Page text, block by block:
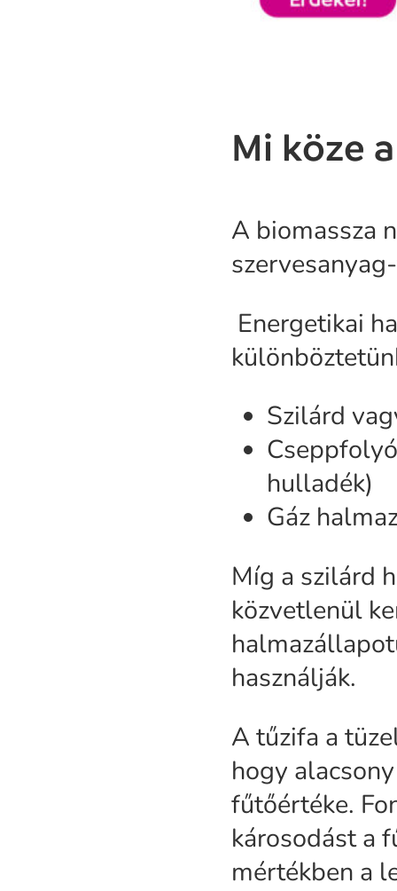
Mi köze
A biomassza
Energetikai
Szilárd
hulladék)
Gáz
Míg a szilárd
közvetlenül
használják.
A tűzifa a
hogy
fűtőértéke.
károsodást a
mértékben a